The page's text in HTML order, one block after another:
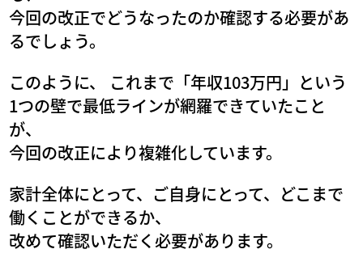
今回の改正でどうなったのか確認する必要があ
るでしょう。
このように、 これまで「年収103万円」という
1つの壁で最低ラインが網羅できていたこと
が、
今回の改正により複雑化しています。
家計全体にとって、ご自身にとって、どこまで
働くことができるか、
改めて確認いただく必要があります。